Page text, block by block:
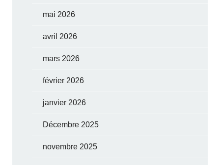
mai 2026
avril 2026
mars 2026
février 2026
janvier 2026
Décembre 2025
novembre 2025